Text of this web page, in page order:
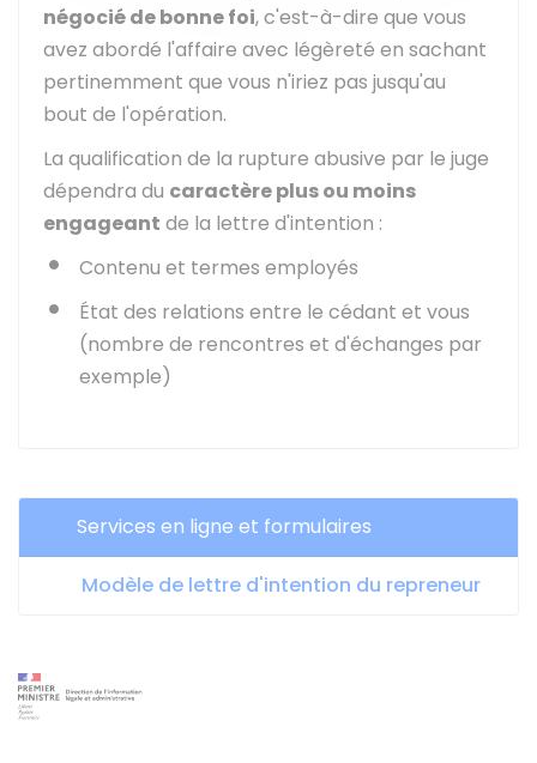
négocié de bonne foi, c'est-à-dire que vous
avez abordé l'affaire avec légèreté en sachant
pertinemment que vous n'iriez pas jusqu'au
bout de l'opération.
La qualification de la rupture abusive par le juge
dépendra du caractère plus ou moins
engageant de la lettre d'intention :
Contenu et termes employés
État des relations entre le cédant et vous
(nombre de rencontres et d'échanges par
exemple)
Services en ligne et formulaires
Modèle de lettre d'intention du repreneur